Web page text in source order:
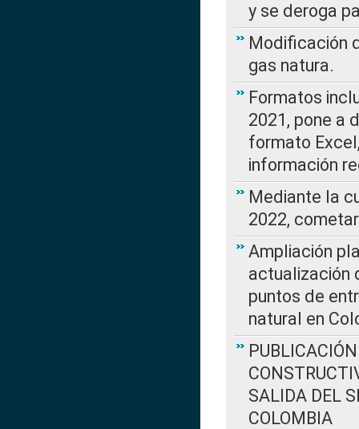
y se deroga
Modificación
gas natura.
Formatos
2021, pone a
formato
información
Mediante la
2022,
Ampliación
actualización
puntos de
natural en
SALIDA DEL
COLOMBIA